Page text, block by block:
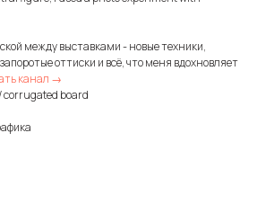
между выставками - новые техники,
оттиски и всё, что меня вдохновляет
канал →
сorrugated board